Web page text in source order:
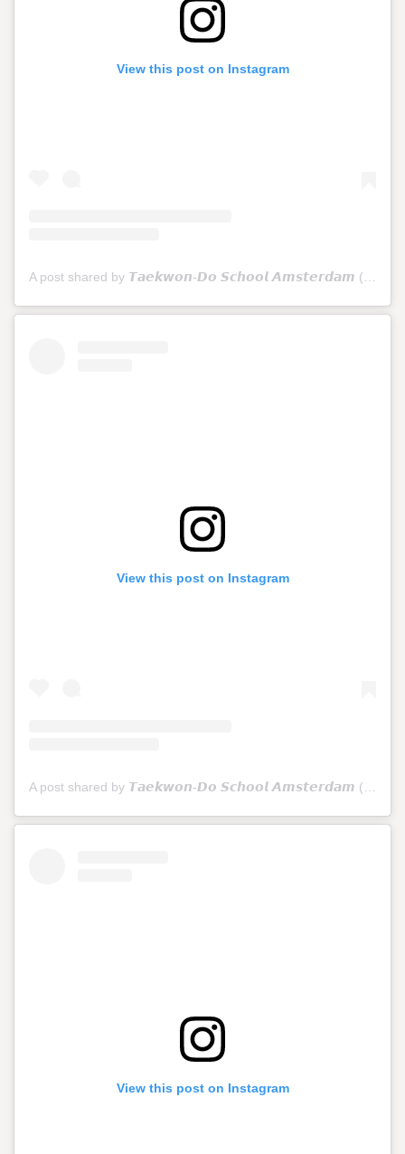
View this post on Instagram
A post shared by 𝙏𝙖𝙚𝙠𝙬𝙤𝙣-𝘿𝙤 𝙎𝙘𝙝𝙤𝙤𝙡 𝘼𝙢𝙨𝙩𝙚𝙧𝙙𝙖𝙢 (@tkdschoolamsterdam)
View this post on Instagram
View this post on Instagram